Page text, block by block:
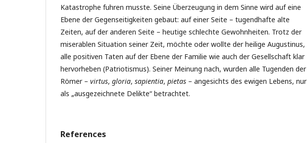
Katastrophe fuhren musste. Seine Überzeugung in dem Sinne wird auf eine
Ebene der Gegenseitigkeiten gebaut: auf einer Seite – tugendhafte alte
Zeiten, auf der anderen Seite – heutige schlechte Gewohnheiten. Trotz der
miserablen Situation seiner Zeit, möchte oder wollte der heilige Augustinus,
alle positiven Taten auf der Ebene der Familie wie auch der Gesellschaft klar
hervorheben (Patriotismus). Seiner Meinung nach, wurden alle Tugenden der
Römer – virtus, gloria, sapientia, pietas – angesichts des ewigen Lebens, nur
als „ausgezeichnete Delikte“ betrachtet.
References